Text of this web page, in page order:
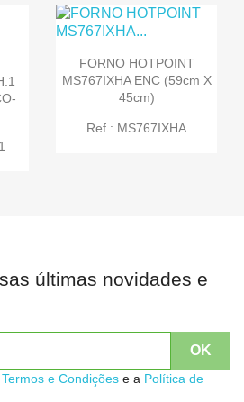
FORNO HOTPOINT
MS767IXHA ENC (59cm X
45cm)
Ref.: MS767IXHA
últimas novidades e
Termos e Condições e a Política de